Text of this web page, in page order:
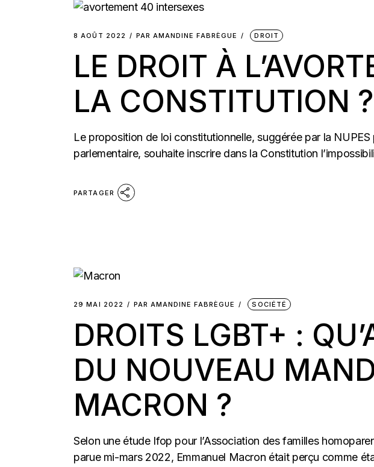
8 AOÛT 2022 PAR AMANDINE FABRÈGUE DROIT
LE DROIT À
LA CONSTITUTION ?
Le proposition de loi constitutionnelle, suggérée par la
parlementaire, souhaite inscrire dans la Constitution
PARTAGER
29 MAI 2022 PAR AMANDINE FABRÈGUE SOCIÉTÉ
DROITS LGBT+ :
DU NOUVEAU
MACRON ?
Selon une étude Ifop pour l’Association des familles
parue mi-mars 2022, Emmanuel Macron était perçu comme